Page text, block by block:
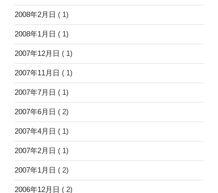
2008年2月日 ( 1)
2008年1月日 ( 1)
2007年12月日 ( 1)
2007年11月日 ( 1)
2007年7月日 ( 1)
2007年6月日 ( 2)
2007年4月日 ( 1)
2007年2月日 ( 1)
2007年1月日 ( 2)
2006年12月日 ( 2)